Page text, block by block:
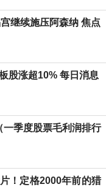
继续施压阿森纳 焦点
股涨超10% 每日消息
季度股票毛利润排行
！定格2000年前的猎